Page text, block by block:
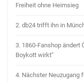
Freiheit ohne Heimsieg
2. db24 trifft ihn in
3. 1860-Fanshop ändert
Boykott wirkt"
4. Nächster Neuzugang